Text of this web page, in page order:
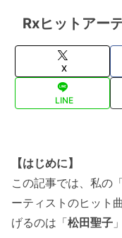
Rxヒットアー
X
LINE
【はじめに】
この記事では、私の
ーティストのヒット
げるのは「松田聖子